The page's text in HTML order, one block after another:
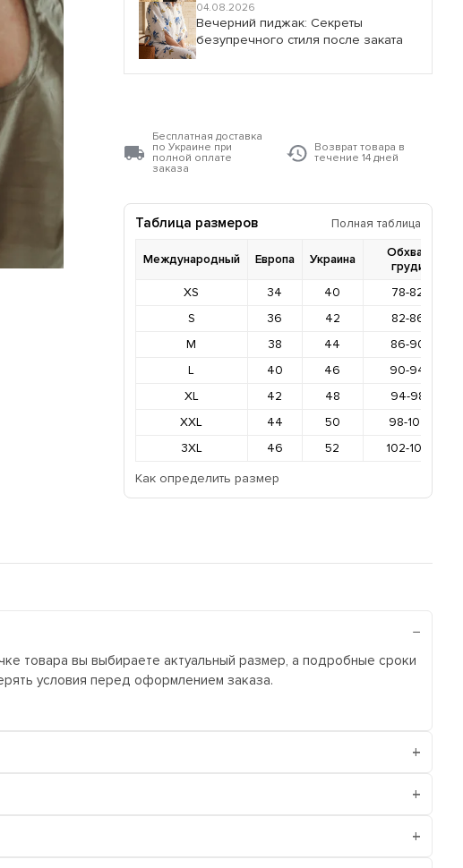
04.08.2026
Вечерний пиджак: Секреты
безупречного стиля после заката
Бесплатная доставка
по Украине при
полной оплате
заказа
Возврат товара в
течение 14 дней
Таблица размеров Полная таблица
Международный Европа Украина
Обхват
груди
XS
34 40
78-82
S
36 42
82-86
M
38 44
86-90
L
40 46
90-94
XL
42 48
94-98
XXL
44 50
98-102
3XL
46 52
102-106
Как определить размер
товара вы выбираете актуальный размер, а подробные сроки
условия перед оформлением заказа.